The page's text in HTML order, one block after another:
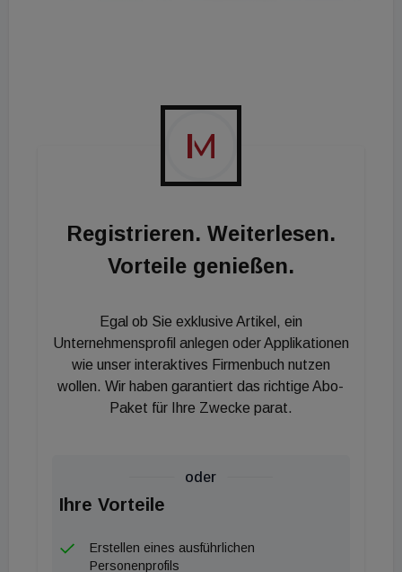
Registrieren. Weiterlesen.
Vorteile genießen.
Egal ob Sie exklusive Artikel, ein
Unternehmensprofil anlegen oder Applikationen
wie unser interaktives Firmenbuch nutzen
wollen. Wir haben garantiert das richtige Abo-
Paket für Ihre Zwecke parat.
oder
Ihre Vorteile
Erstellen eines ausführlichen
Personenprofils